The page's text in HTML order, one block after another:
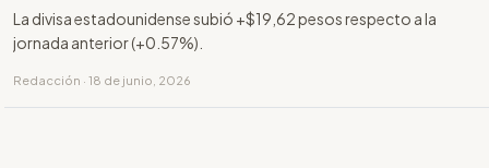
La divisa estadounidense subió +$19,62 pesos respecto a la
jornada anterior (+0.57%).
Redacción · 18 de junio, 2026